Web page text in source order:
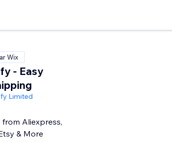
Wix
- Easy
Limited
Aliexpress,
& More